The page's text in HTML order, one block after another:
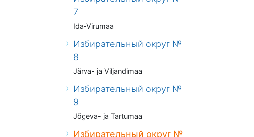
7
Ida-Virumaa
Избирательный округ №
8
Järva- ja Viljandimaa
Избирательный округ №
9
Jõgeva- ja Tartumaa
Избирательный округ №